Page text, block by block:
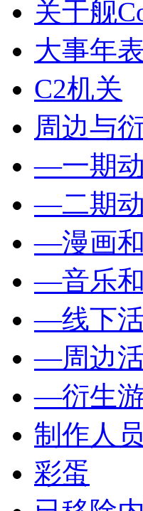
关于舰
大事年表
C2机关
周边与
—一期动
—二期
—漫画
—音乐
—线下
—周边
—衍生
制作人员
彩蛋